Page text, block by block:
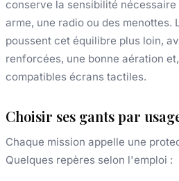
conserve la sensibilité
arme, une radio ou des menottes.
poussent cet équilibre plus loin,
renforcées, une bonne aération
compatibles écrans tactiles.
Choisir ses gants par
Chaque mission appelle une
Quelques repères selon l'emploi :